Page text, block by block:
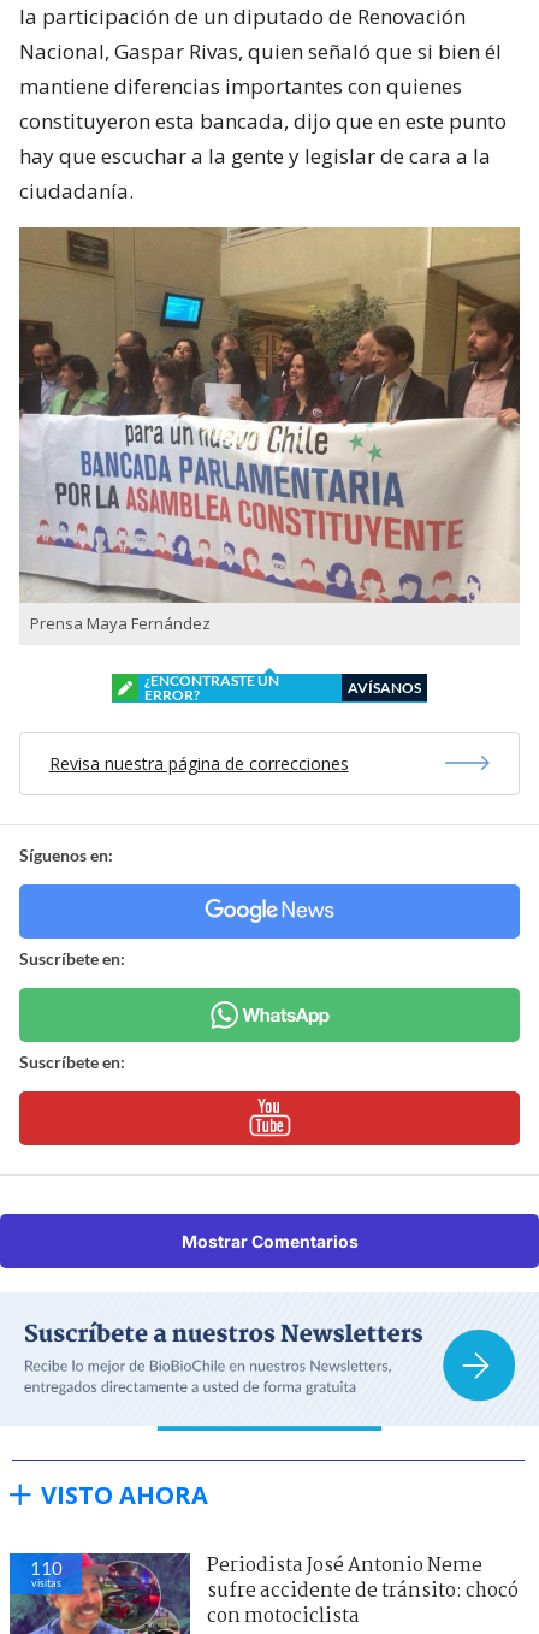
la participación de un diputado de Renovación
Nacional, Gaspar Rivas, quien señaló que si bien él
mantiene diferencias importantes con quienes
constituyeron esta bancada, dijo que en este punto
hay que escuchar a la gente y legislar de cara a la
ciudadanía.
Prensa Maya Fernández
¿ENCONTRASTE UN
ERROR?
AVÍSANOS
Revisa nuestra página de correcciones
Síguenos en:
Suscríbete en:
Suscríbete en:
Mostrar Comentarios
VISTO AHORA
110
visitas
Periodista José Antonio Neme
sufre accidente de tránsito: chocó
con motociclista